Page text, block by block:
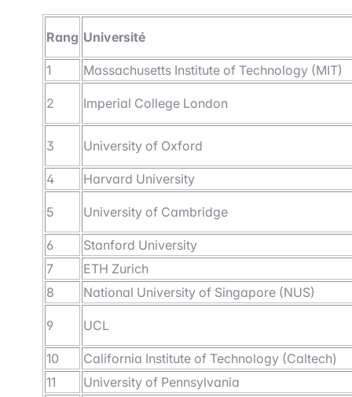
Rang Université
1 Massachusetts Institute of Technology (MIT)
2 Imperial College London
3 University of Oxford
4 Harvard University
5 University of Cambridge
6
Stanford University
7
ETH Zurich
8
National University of Singapore (NUS)
9 UCL
10
California Institute of Technology (Caltech)
11
University of Pennsylvania